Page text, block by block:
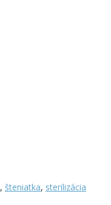
, šteniatka, sterilizácia